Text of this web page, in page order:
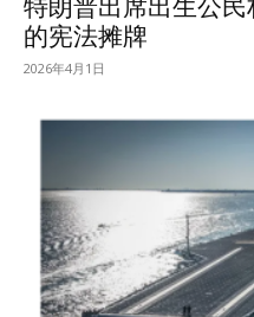
特朗普出席出生公民
的宪法摊牌
2026年4月1日